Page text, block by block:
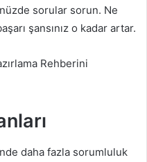
sorular sorun. Ne
şansınız o kadar artar.
Rehberini
daha fazla sorumluluk